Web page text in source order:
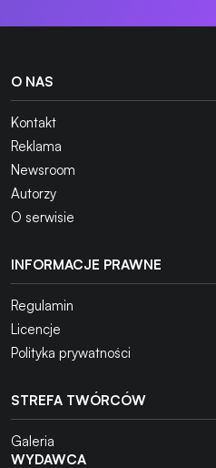
O NAS
Kontakt
Reklama
Newsroom
Autorzy
O serwisie
INFORMACJE PRAWNE
Regulamin
Licencje
Polityka prywatności
STREFA TWÓRCÓW
Galeria
WYDAWCA